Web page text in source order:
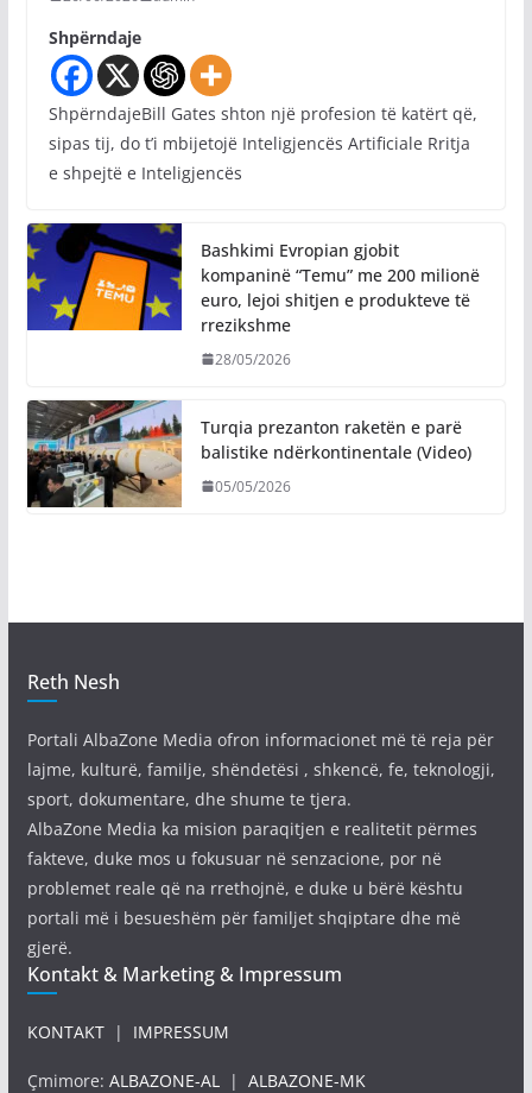
Shpërndaje
ShpërndajeBill Gates shton një profesion të katërt që,
sipas tij, do t’i mbijetojë Inteligjencës Artificiale Rritja
e shpejtë e Inteligjencës
Bashkimi Evropian gjobit
kompaninë “Temu” me 200 milionë
euro, lejoi shitjen e produkteve të
rrezikshme
28/05/2026
Turqia prezanton raketën e parë
balistike ndërkontinentale (Video)
05/05/2026
Reth Nesh
Portali AlbaZone Media ofron informacionet më të reja për
lajme, kulturë, familje, shëndetësi , shkencë, fe, teknologji,
sport, dokumentare, dhe shume te tjera.
AlbaZone Media ka mision paraqitjen e realitetit përmes
fakteve, duke mos u fokusuar në senzacione, por në
problemet reale që na rrethojnë, e duke u bërë kështu
portali më i besueshëm për familjet shqiptare dhe më
gjerë.
Kontakt & Marketing & Impressum
KONTAKT| IMPRESSUM
Çmimore: ALBAZONE-AL| ALBAZONE-MK